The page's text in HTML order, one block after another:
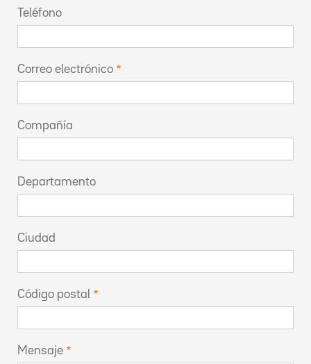
Teléfono
Correo electrónico
Compañía
Departamento
Ciudad
Código postal
Mensaje